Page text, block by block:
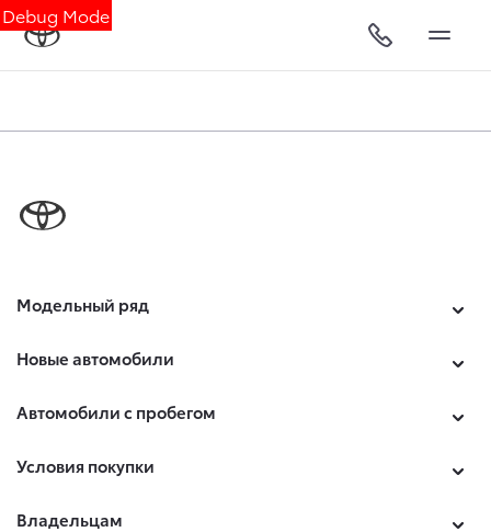
Debug Mode
Модельный ряд
Новые автомобили
Автомобили с пробегом
Условия покупки
Владельцам